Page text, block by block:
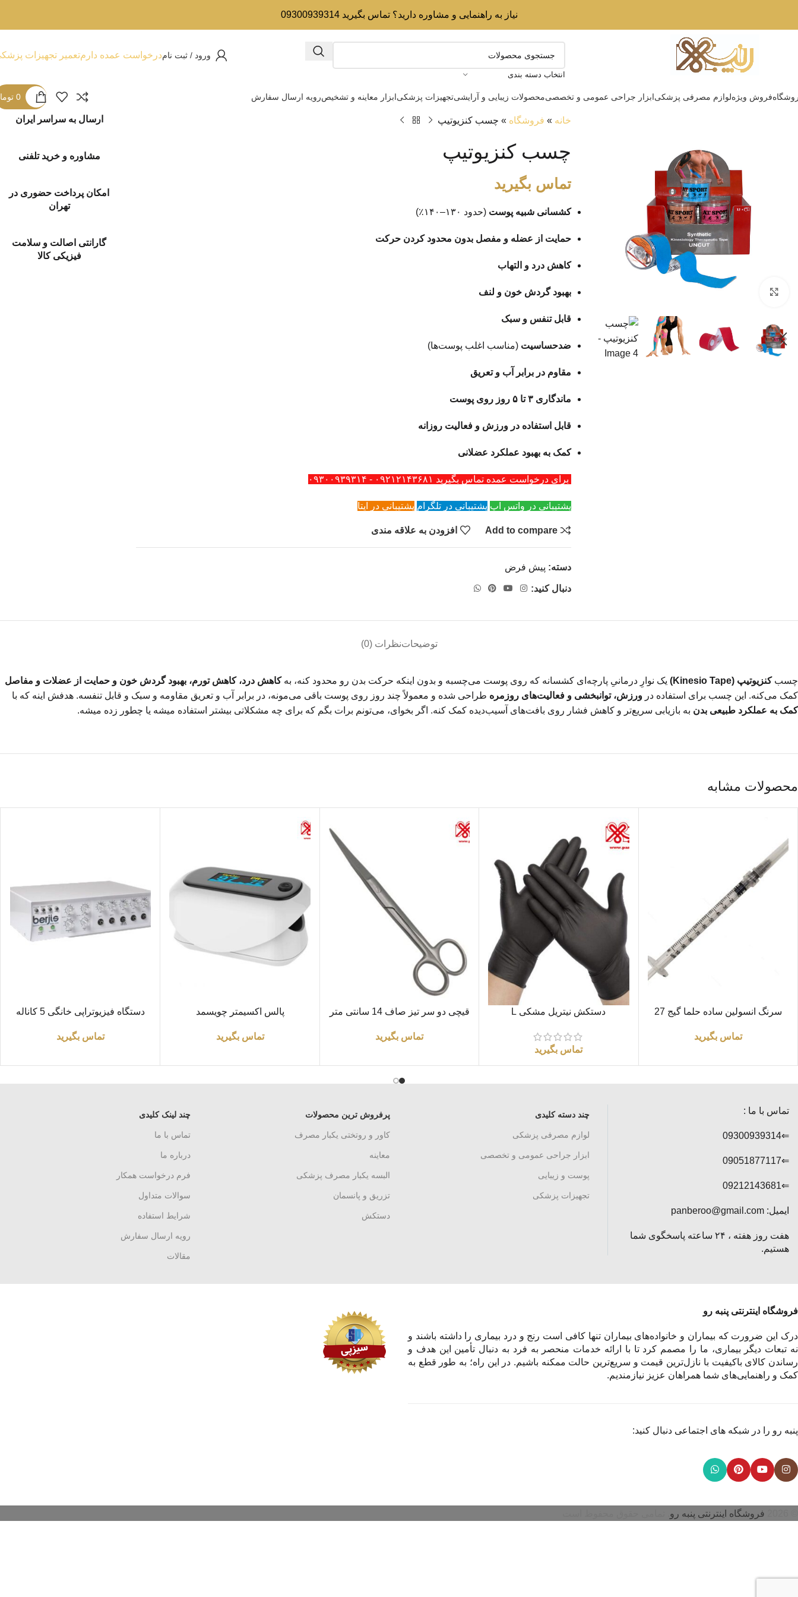
نیاز به راهنمایی و مشاوره دارید؟ تماس بگیرید 09300939314
انتخاب دسته بندی
ورود / ثبت نامدرخواست عمده دارمتعمیر تجهیزات
فروش ویژهلوازم مصرفی پزشکیابزار جراحی عمومی و تخصصیمحصولات زیبایی و آرایشیتجهیزات پزشکیابزار معاینه و تشخیصرویه ارسال سفارش 0
بزرگنمایی تصویر
خانه » فروشگاه » چسب کنزیوتیپ
چسب کنزیوتیپ
تماس بگیرید
کشسانی شبیه پوست (حدود ۱۳۰–۱۴۰٪)
حمایت از عضله و مفصل بدون محدود کردن حرکت
کاهش درد و التهاب
بهبود گردش خون و لنف
قابل تنفس و سبک
ضدحساسیت (مناسب اغلب پوست‌ها)
مقاوم در برابر آب و تعریق
ماندگاری ۳ تا ۵ روز روی پوست
قابل استفاده در ورزش و فعالیت روزانه
کمک به بهبود عملکرد عضلانی
برای درخواست عمده تماس بگیرید ۰۹۲۱۲۱۴۳۶۸۱ - ۰۹۳۰۰۹۳۹۳۱۴
پشتیبانی در واتس اپ پشتیبانی در تلگرام پشتیبانی در ایتا
Add to compare افزودن به علاقه مندی
دسته: پیش فرض
دنبال کنید:
ارسال به سراسر ایران
مشاوره و خرید تلفنی
امکان پرداخت حضوری در
تهران
گارانتی اصالت و سلامت
فیزیکی کالا
توضیحاتنظرات (0)
چسبکنزیوتیپ (Kinesio Tape) یک نوارِ درمانیِ پارچه‌ای کشسانه که روی پوست می‌چسبه و بدون اینکه حرکت بدن رو محدود کنه، بهکاهش درد، کاهش تورم، بهبود گردش خون و حمایت از عضلات و مفاصل
کمک می‌کنه. این چسب برای استفاده در ورزش، توانبخشی و فعالیت‌های روزمره طراحی شده و معمولاً چند روز روی پوست باقی می‌مونه، در برابر آب و تعریق مقاومه و سبک و قابل تنفسه. هدفش اینه که با
کمک به عملکرد طبیعی بدن به بازیابی سریع‌تر و کاهش فشار روی بافت‌های آسیب‌دیده کمک کنه. اگر بخوای، می‌تونم برات بگم که برای چه مشکلاتی بیشتر استفاده میشه یا چطور زده میشه.
محصولات مشابه
اطلاعات بیشتر
سرنگ انسولین ساده حلما گیج 27
تماس بگیرید
اطلاعات بیشتر
دستکش نیتریل مشکی L
تماس بگیرید
اطلاعات بیشتر
قیچی دو سر تیز صاف 14 سانتی متر
تماس بگیرید
اطلاعات بیشترپالس اکسیمتر چویسمد
تماس بگیرید
اطلاعات بیشتر
دستگاه فیزیوتراپی خانگی 5 کاناله
تماس بگیرید
چند لینک کلیدی
تماس با ما
درباره ما
فرم درخواست همکار
سوالات متداول
شرایط استفاده
رویه ارسال سفارش
مقالات
پرفروش ترین محصولات
کاور و روتختی یکبار مصرف
معاینه
البسه یکبار مصرف پزشکی
تزریق و پانسمان
دستکش
چند دسته کلیدی
لوازم مصرفی پزشکی
ابزار جراحی عمومی و تخصصی
پوست و زیبایی
تجهیزات پزشکی
تماس با ما :
⇐09300939314
⇐09051877117
⇐09212143681
ایمیل: panberoo@gmail.com
هفت روز هفته ، ۲۴ ساعته پاسخگوی شما
هستیم.
فروشگاه اینترنتی پنبه رو
درک این ضرورت که بیماران و خانواده‌های بیماران تنها کافی است رنج و درد بیماری را داشته باشند و
نه تبعات دیگر بیماری، ما را مصمم کرد تا با ارائه خدمات منحصر به فرد به دنبال تأمین این هدف و
رساندن کالای باکیفیت با نازل‌ترین قیمت و سریع‌ترین حالت ممکنه باشیم. در این راه؛ به طور قطع به
کمک و راهنمایی‌های شما همراهان عزیز نیازمندیم.
پنبه رو را در شبکه های اجتماعی دنبال کنید:
فروشگاه اینترنتی پنبه رو